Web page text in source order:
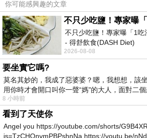
你可能感興趣的文章
不只少吃鹽！專家曝「1
- 得舒飲食(DASH Diet)
https://
2026-08-08
要坐實它嗎?
莫名其妙的，我成了惡婆婆？嗯，我想想，該
用你時才會開口叫你一聲“媽"的大人，面對二
8 小時前
看到了天使你
Angel you https://youtube.com/shorts/
is=TzCHOnvmPBPshnNa https://youtu.be/